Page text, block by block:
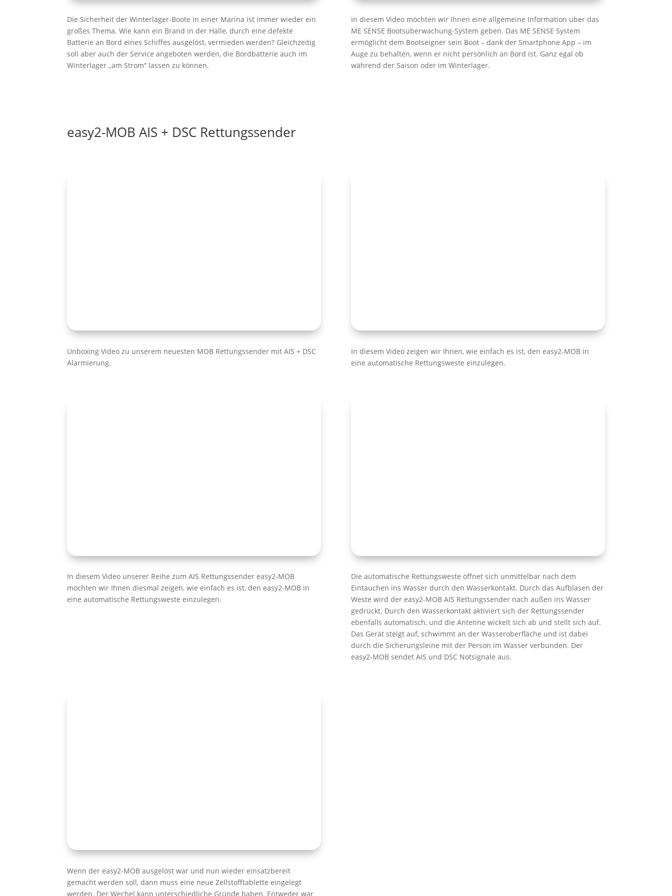
Die Sicherheit der Winterlager-Boote in einer Marina ist immer wieder ein
großes Thema. Wie kann ein Brand in der Halle, durch eine defekte
Batterie an Bord eines Schiffes ausgelöst, vermieden werden? Gleichzeitig
soll aber auch der Service angeboten werden, die Bordbatterie auch im
Winterlager „am Strom“ lassen zu können.
In diesem Video möchten wir Ihnen eine allgemeine Information über das
ME SENSE Bootsüberwachung-System geben. Das ME SENSE System
ermöglicht dem Bootseigner sein Boot – dank der Smartphone App – im
Auge zu behalten, wenn er nicht persönlich an Bord ist. Ganz egal ob
während der Saison oder im Winterlager.
easy2-MOB AIS + DSC Rettungssender
Unboxing Video zu unserem neuesten MOB Rettungssender mit AIS + DSC
Alarmierung.
In diesem Video zeigen wir Ihnen, wie einfach es ist, den easy2-MOB in
eine automatische Rettungsweste einzulegen.
In diesem Video unserer Reihe zum AIS Rettungssender easy2-MOB
möchten wir Ihnen diesmal zeigen, wie einfach es ist, den easy2-MOB in
eine automatische Rettungsweste einzulegen.
Die automatische Rettungsweste öffnet sich unmittelbar nach dem
Eintauchen ins Wasser durch den Wasserkontakt. Durch das Aufblasen der
Weste wird der easy2-MOB AIS Rettungssender nach außen ins Wasser
gedrückt. Durch den Wasserkontakt aktiviert sich der Rettungssender
ebenfalls automatisch, und die Antenne wickelt sich ab und stellt sich auf.
Das Gerät steigt auf, schwimmt an der Wasseroberfläche und ist dabei
durch die Sicherungsleine mit der Person im Wasser verbunden. Der
easy2-MOB sendet AIS und DSC Notsignale aus.
Wenn der easy2-MOB ausgelöst war und nun wieder einsatzbereit
gemacht werden soll, dann muss eine neue Zellstofftablette eingelegt
werden. Der Wechel kann unterschiedliche Gründe haben. Entweder war